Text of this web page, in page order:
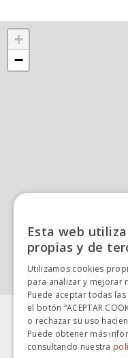
+
−
Esta web
propias y de
Utilizamos cookies
para analizar y mejorar
Puede aceptar todas
el botón “ACEPTAR
o rechazar su uso
Puede obtener más
consultando nuestra